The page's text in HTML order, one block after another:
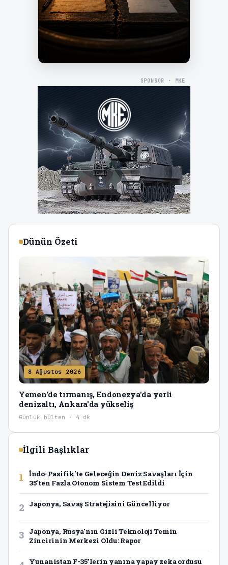
SPONSOR · MKE
Dünün Özeti
8 Ağustos 2026
Yemen'de tırmanış, Endonezya'da yerli
denizaltı, Ankara'da yükseliş
Günlük bülten · 4 dk
İlgili Başlıklar
1
İndo-Pasifik'te Geleceğin Deniz Savaşları İçin
35'ten Fazla Otonom Sistem Test Edildi
2 Japonya, Savaş Stratejisini Güncelliyor
3
Japonya, Rusya'nın Gizli Teknoloji Temin
Zincirinin Merkezi Oldu: Rapor
Yunanistan F-35’lerin yanına yapay zeka ordusu